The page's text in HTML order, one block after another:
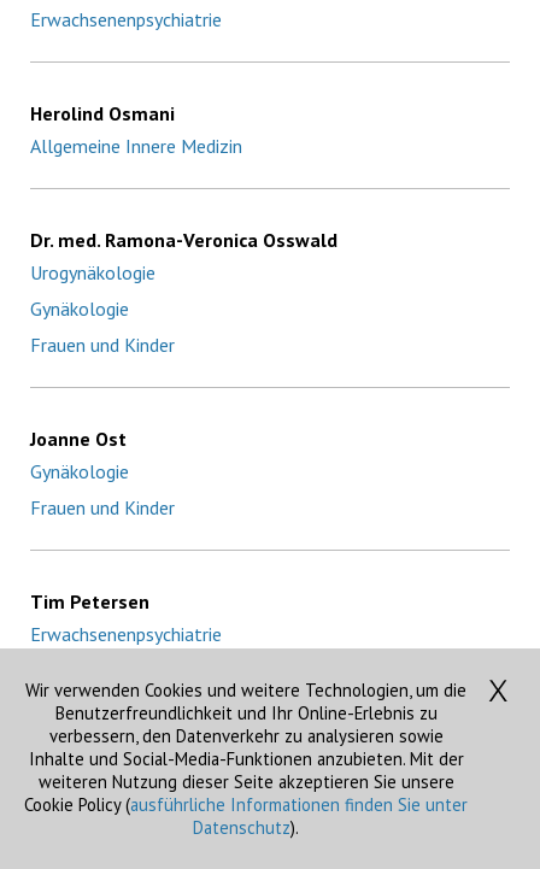
Erwachsenenpsychiatrie
Herolind Osmani
Allgemeine Innere Medizin
Dr. med. Ramona-Veronica Osswald
Urogynäkologie
Gynäkologie
Frauen und Kinder
Joanne Ost
Gynäkologie
Frauen und Kinder
Tim Petersen
Erwachsenenpsychiatrie
Dr. med. David Pfister
Anästhesie
Wir verwenden Cookies und weitere Technologien, um die
Benutzerfreundlichkeit und Ihr Online-Erlebnis zu
verbessern, den Datenverkehr zu analysieren sowie
Inhalte und Social-Media-Funktionen anzubieten. Mit der
weiteren Nutzung dieser Seite akzeptieren Sie unsere
Cookie Policy (ausführliche Informationen finden Sie unter
Datenschutz).